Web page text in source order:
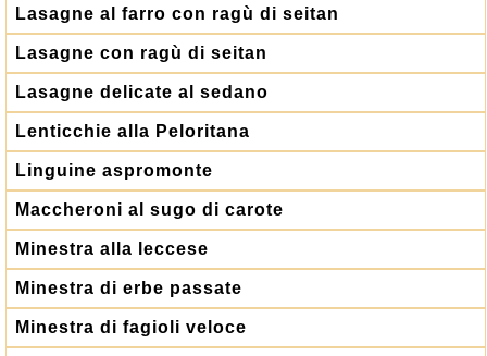
Lasagne al farro con ragù di seitan
Lasagne con ragù di seitan
Lasagne delicate al sedano
Lenticchie alla Peloritana
Linguine aspromonte
Maccheroni al sugo di carote
Minestra alla leccese
Minestra di erbe passate
Minestra di fagioli veloce